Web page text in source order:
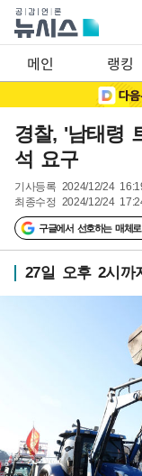
메인 랭킹
경찰, '남태령
석 요구
기사등록 2024/12/24
최종수정 2024/12/24
구글에서 선호하는 매체
27일 오후 2시